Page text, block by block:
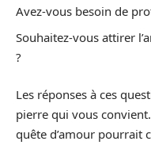
Avez-vous besoin de
Souhaitez-vous attirer
?
Les réponses à ces
pierre qui vous
quête d’amour pourrait